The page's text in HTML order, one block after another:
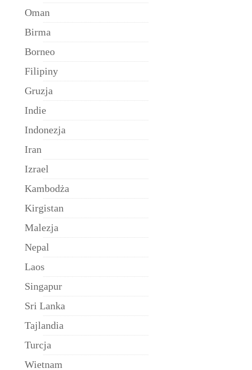
Oman
Birma
Borneo
Filipiny
Gruzja
Indie
Indonezja
Iran
Izrael
Kambodża
Kirgistan
Malezja
Nepal
Laos
Singapur
Sri Lanka
Tajlandia
Turcja
Wietnam